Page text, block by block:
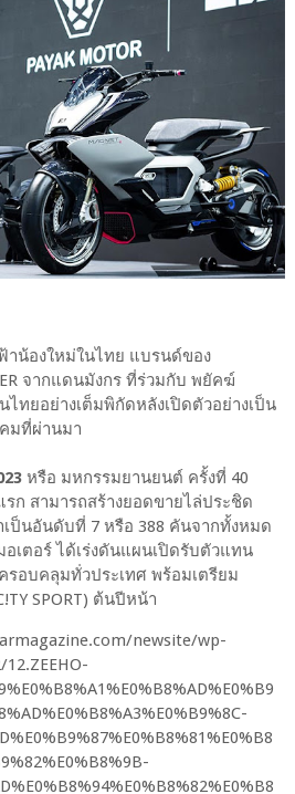
น้องใหม่ในไทย แบรนด์ของ
จากแดนมังกร ที่ร่วมกับ พยัคฆ์
ทยอย่างเต็มพิกัดหลังเปิดตัวอย่างเป็น
มที่ผ่านมา
หรือ มหกรรมยานยนต์ ครั้งที่ 40
รก สามารถสร้างยอดขายไล่ประชิด
ป็นอันดับที่ 7 หรือ 388 คันจากทั้งหมด
เตอร์ ได้เร่งดันแผนเปิดรับตัวแทน
อบคลุมทั่วประเทศ พร้อมเตรียม
SPORT) ต้นปีหน้า